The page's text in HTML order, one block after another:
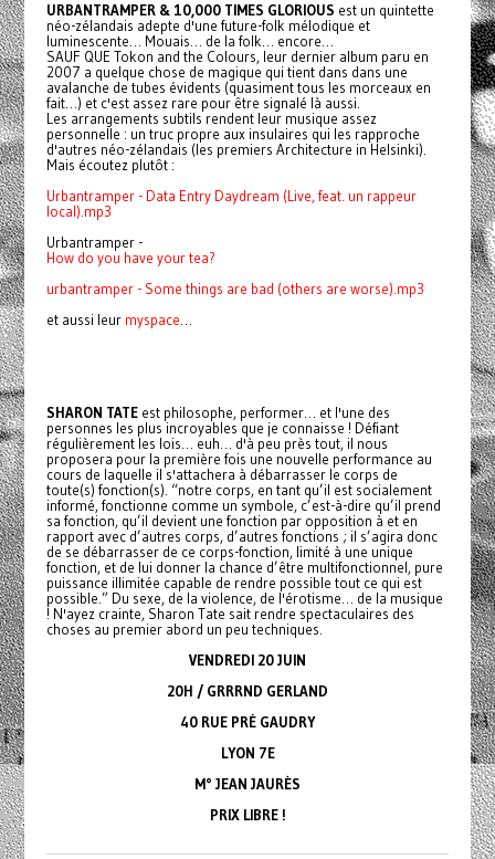
URBANTRAMPER & 10,000 TIMES GLORIOUS est un quintette
néo-zélandais adepte d'une future-folk mélodique et
luminescente… Mouais… de la folk… encore…
SAUF QUE Tokon and the Colours, leur dernier album paru en
2007 a quelque chose de magique qui tient dans dans une
avalanche de tubes évidents (quasiment tous les morceaux en
fait…) et c'est assez rare pour être signalé là aussi.
Les arrangements subtils rendent leur musique assez
personnelle : un truc propre aux insulaires qui les rapproche
d'autres néo-zélandais (les premiers Architecture in Helsinki).
Mais écoutez plutôt :
Urbantramper - Data Entry Daydream (Live, feat. un rappeur
local).mp3
Urbantramper -
How do you have your tea?
urbantramper - Some things are bad (others are worse).mp3
et aussi leur myspace
SHARON TATEest philosophe, performer… et l'une des
personnes les plus incroyables que je connaisse ! Défiant
régulièrement les lois… euh… d'à peu près tout, il nous
proposera pour la première fois une nouvelle performance au
cours de laquelle il s'attachera à débarrasser le corps de
toute(s) fonction(s). “notre corps, en tant qu’il est socialement
informé, fonctionne comme un symbole, c’est-à-dire qu’il prend
sa fonction, qu’il devient une fonction par opposition à et en
rapport avec d’autres corps, d’autres fonctions ; il s’agira donc
de se débarrasser de ce corps-fonction, limité à une unique
fonction, et de lui donner la chance d’être multifonctionnel, pure
puissance illimitée capable de rendre possible tout ce qui est
possible.” Du sexe, de la violence, de l'érotisme… de la musique
! N'ayez crainte, Sharon Tate sait rendre spectaculaires des
choses au premier abord un peu techniques.
VENDREDI 20 JUIN
20H / GRRRND GERLAND
40 RUE PRÉ GAUDRY
LYON 7E
M° JEAN JAURÈS
PRIX LIBRE !